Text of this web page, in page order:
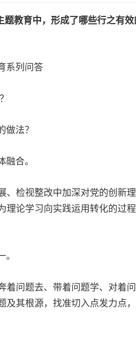
教育中，形成了哪些行之有效
系列问答
法？
合。
检视整改中加深对党的创新
论学习向实践运用转化的过
问题去、带着问题学、对着
其根源，找准切入点发力点